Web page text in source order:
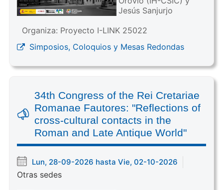
Jesús Sanjurjo
Organiza: Proyecto I-LINK 25022
Simposios, Coloquios y Mesas Redondas
34th Congress of the Rei Cretariae
Romanae Fautores: "Reflections of
cross-cultural contacts in the
Roman and Late Antique World"
Lun, 28-09-2026 hasta Vie, 02-10-2026
Otras sedes